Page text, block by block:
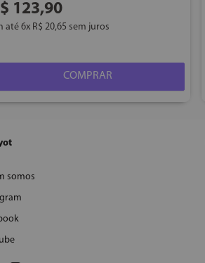
123,90
até 6x R$ 20,65 sem juros
COMPRAR
somos